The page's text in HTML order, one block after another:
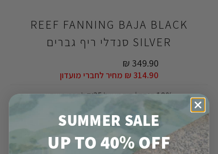
REEF FANNING BAJA BLACK
SILVER סנדלי ריף גברים
349.90 ₪
314.90 ₪ מחיר לחברי מועדון
10%הנחה | חיסכון של₪35לחברי מועדון
סרגל מידות
Color: Black Silver
SUMMER SALE
UP TO 40% OFF